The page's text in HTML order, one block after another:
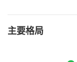
主要格局